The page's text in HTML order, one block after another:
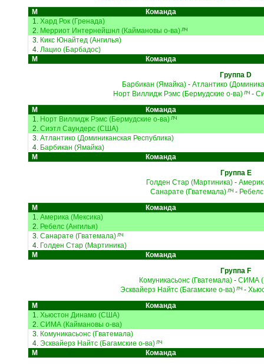
М
Команда
1. Хард Рок (Гренада)
2. Мерриот Интернейшнл (Каймановы о-ва)ЛЧ
3. Кикс Юнайтед (Ангилья)
4. Лацио (Барбадос)
М
Команда
Группа D
Барбикан (Ямайка)- Атлантико
Норт Виллидж Рэмс (Бермудские о-ва) ЛЧ -
М
Команда
1. Норт Виллидж Рэмс (Бермудские о-ва)ЛЧ
2. Сиэтл Саундерс (США)
3. Атлантико (Доминиканская Республика)
4. Барбикан (Ямайка)
М
Команда
Группа E
Голден Стар (Мартиника)-
Санарате (Гватемала) ЛЧ -
М
Команда
1. Америка (Мексика)
2. Ребелс (Ангилья)
3. Санарате (Гватемала)ЛЧ
4. Голден Стар (Мартиника)
М
Команда
Группа F
Комуникасьонс (Гватемала) - СИМА
Эсквайерз Найтс (Багамские о-ва)ЛЧ-
М
Команда
1. Хьюстон Динамо (США)
2. СИМА (Каймановы о-ва)
3. Комуникасьонс (Гватемала)
4. Эсквайерз Найтс (Багамские о-ва)ЛЧ
М
Команда